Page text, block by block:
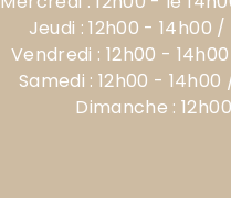
Jeudi : 12h00 - 14h00 /
Vendredi : 12h00 -
Samedi : 12h00 - 14h00
Dimanche :